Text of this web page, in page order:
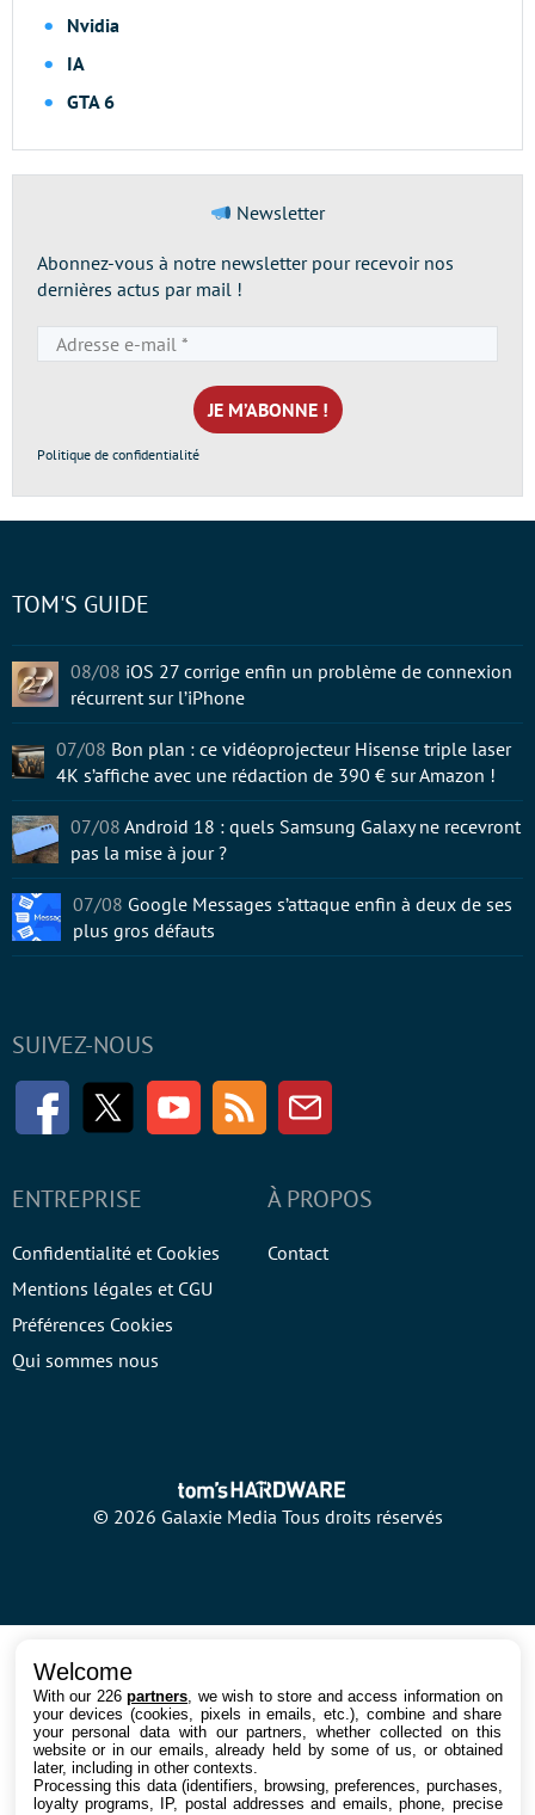
Nvidia
IA
GTA 6
Newsletter
Abonnez-vous à notre newsletter pour recevoir nos
dernières actus par mail !
e-
mail
*
Politique de confidentialité
SUIVEZ-NOUS
FacebookTwitter Youtube RSS Newsletter
ENTREPRISE
Confidentialité et Cookies
Mentions légales et CGU
Préférences Cookies
Qui sommes nous
À PROPOS
Contact
© 2026 Galaxie Media Tous droits réservés
TOM'S GUIDE
08/08 iOS 27 corrige enfin un problème de connexion
récurrent sur l’iPhone
07/08 Bon plan : ce vidéoprojecteur Hisense triple laser
4K s’affiche avec une rédaction de 390 € sur Amazon !
07/08 Android 18 : quels Samsung Galaxy ne recevront
pas la mise à jour ?
07/08 Google Messages s’attaque enfin à deux de ses
plus gros défauts
Welcome
With our 226partners , we wish to store and access information on
your devices (cookies, pixels in emails, etc.), combine and share
your personal data with our partners, whether collected on this
website or in our emails, already held by some of us, or obtained
later, including in other contexts.
Processing this data (identifiers, browsing, preferences, purchases,
loyalty programs, IP, postal addresses and emails, phone, precise